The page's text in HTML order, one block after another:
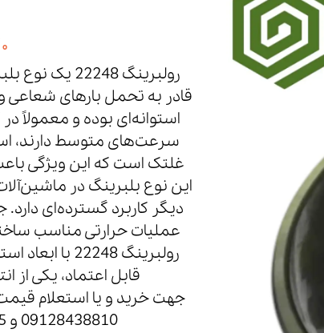
رولبرینگ
قادر به تحمل بارهای
استوانه‌ای بوده و معمولاً
غلتک است که این ویژگی
این نوع بلبرینگ در
دیگر کاربرد گسترده‌ای
عملیات حرارتی مناسب
رولبرینگ
قابل اعتماد، یکی
جهت خرید و یا استعلام قیمت
09128438810 و 09912532715 تماس حاصل فرمایید.